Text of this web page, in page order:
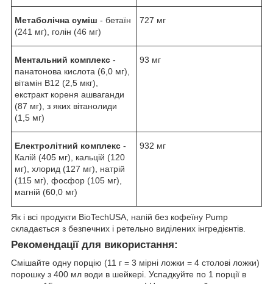
Метаболічна суміш - бетаїн
(241 мг), голін (46 мг)
727 мг
Ментальний комплекс -
панатонова кислота (6,0 мг),
вітамін В12 (2,5 мкг),
екстракт кореня ашваганди
(87 мг), з яких вітанолиди
(1,5 мг)
93 мг
Електролітний комплекс -
Калій (405 мг), кальцій (120
мг), хлорид (127 мг), натрій
(115 мг), фосфор (105 мг),
магній (60,0 мг)
932 мг
Як і всі продукти BioTechUSA, напій без кофеїну Pump
складається з безпечних і ретельно виділених інгредієнтів.
Рекомендації для використання:
Смішайте одну порцію (11 г = 3 мірні ложки = 4 столові ложки)
порошку з 400 мл води в шейкері. Успадкуйте по 1 порції в